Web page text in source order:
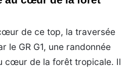
de ce top, la traversée
le GR G1, une randonnée
cœur de la forêt tropicale. Il